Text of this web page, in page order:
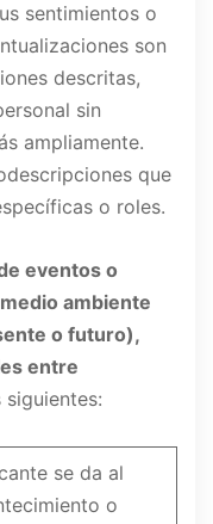
sentimientos o
son
descritas,
sin
ampliamente.
que
o roles.
eventos o
ambiente
o futuro),
entre
se da al
o